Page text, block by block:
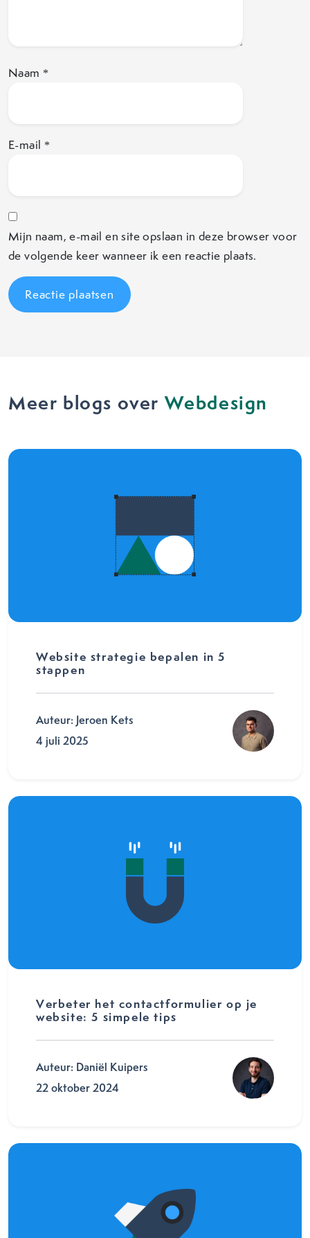
Naam *
E-mail *
Mijn naam, e-mail en site opslaan in deze browser voor
de volgende keer wanneer ik een reactie plaats.
Meer blogs overWebdesign
Website strategie bepalen in 5
stappen
Auteur: Jeroen Kets
4 juli 2025
Verbeter het contactformulier op je
website: 5 simpele tips
Auteur: Daniël Kuipers
22 oktober 2024